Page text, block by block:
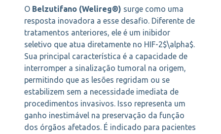
O Belzutifano (Welireg®) surge como uma
resposta inovadora a esse desafio. Diferente de
tratamentos anteriores, ele é um inibidor
seletivo que atua diretamente no HIF-2$\alpha$.
Sua principal característica é a capacidade de
interromper a sinalização tumoral na origem,
permitindo que as lesões regridam ou se
estabilizem sem a necessidade imediata de
procedimentos invasivos. Isso representa um
ganho inestimável na preservação da função
dos órgãos afetados. É indicado para pacientes